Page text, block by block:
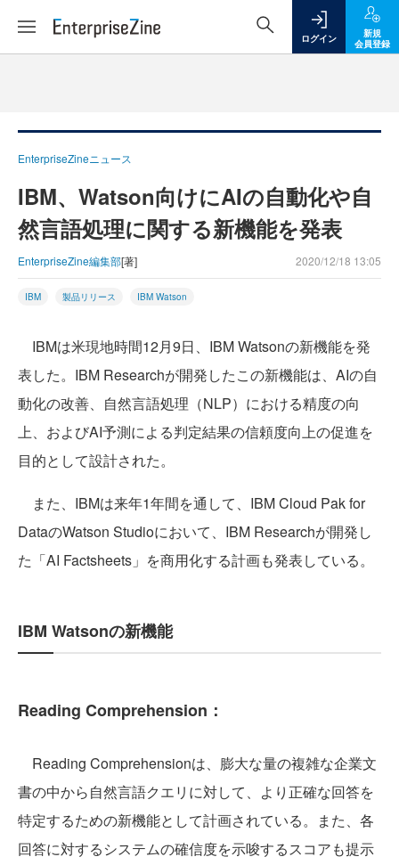
ログイン
新規
会員登録
EnterpriseZineニュース
IBM、Watson向けにAIの自動化や自
然言語処理に関する新機能を発表
EnterpriseZine編集部[著] 2020/12/18 13:05
IBM 製品リリース IBM Watson
IBMは米現地時間12月9日、IBM Watsonの新機能を発
表した。IBM Researchが開発したこの新機能は、AIの自
動化の改善、自然言語処理（NLP）における精度の向
上、およびAI予測による判定結果の信頼度向上の促進を
目的として設計された。
また、IBMは来年1年間を通して、IBM Cloud Pak for
DataのWatson Studioにおいて、IBM Researchが開発し
た「AI Factsheets」を商用化する計画も発表している。
IBM Watsonの新機能
Reading Comprehension：
Reading Comprehensionは、膨大な量の複雑な企業文
書の中から自然言語クエリに対して、より正確な回答を
特定するための新機能として計画されている。また、各
回答に対するシステムの確信度を示唆するスコアも提示